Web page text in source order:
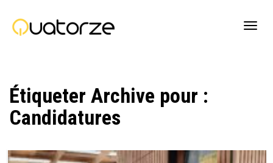
Étiqueter Archive pour :
Candidatures